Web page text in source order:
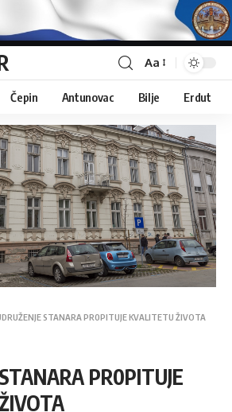
Aa
Čepin Antunovac Bilje Erdut
STANARA PR0PITUJE KVALITETU ŽIVOTA
PR0PITUJE